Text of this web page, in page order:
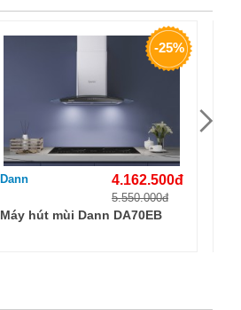
-25%
Dann 4.162.500đ
5.550.000đ
Máy hút mùi Dann DA70EB